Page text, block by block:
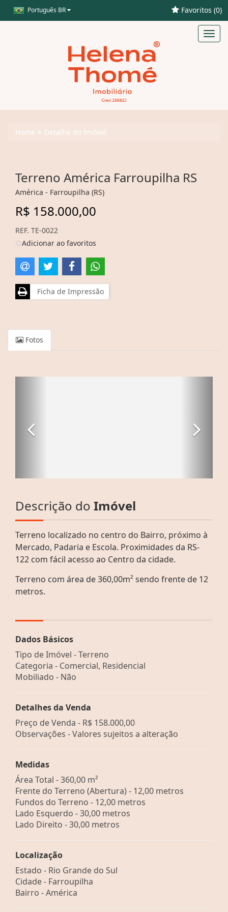
Português BR Favoritos (0)
Home Detalhe do Imóvel
Terreno América Farroupilha RS
América - Farroupilha (RS)
R$ 158.000,00
REF. TE-0022
Adicionar ao favoritos
Ficha de Impressão
Fotos
Descrição do Imóvel
Terreno localizado no centro do Bairro, próximo à
Mercado, Padaria e Escola. Proximidades da RS-
122 com fácil acesso ao Centro da cidade.
Terreno com área de 360,00m² sendo frente de 12
metros.
Dados Básicos
Tipo de Imóvel - Terreno
Categoria - Comercial, Residencial
Mobiliado - Não
Detalhes da Venda
Preço de Venda - R$ 158.000,00
Observações - Valores sujeitos a alteração
Medidas
Área Total - 360,00 m²
Frente do Terreno (Abertura) - 12,00 metros
Fundos do Terreno - 12,00 metros
Lado Esquerdo - 30,00 metros
Lado Direito - 30,00 metros
Localização
Estado - Rio Grande do Sul
Cidade - Farroupilha
Bairro -América